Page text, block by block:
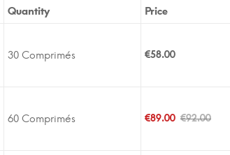
Quantity Price
30 Comprimés €58.00
60 Comprimés €92.00
€89.00